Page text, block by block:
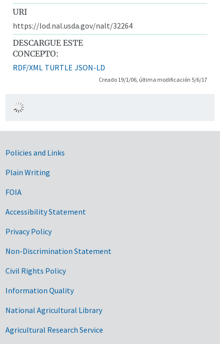
URI
https://lod.nal.usda.gov/nalt/32264
DESCARGUE ESTE
CONCEPTO:
RDF/XML TURTLE JSON-LD
Creado 19/1/06, última modificación 5/6/17
Government Links
Policies and Links
Plain Writing
FOIA
Accessibility Statement
Privacy Policy
Non-Discrimination Statement
Civil Rights Policy
Information Quality
National Agricultural Library
Agricultural Research Service